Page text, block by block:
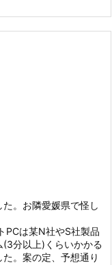
。お隣愛媛県で怪し
PCは某N社やS社製品
分以上)くらいかかる
。案の定、予想通り